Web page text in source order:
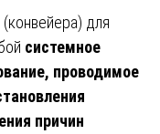
(конвейера) для
системное
проводимое
причин